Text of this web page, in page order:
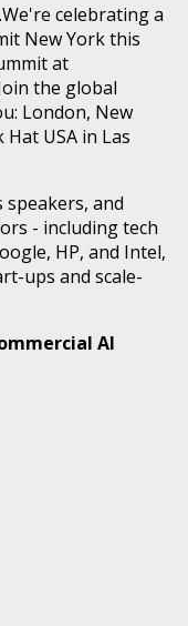
celebrating a
New York this
at
the global
London, New
USA in Las
speakers, and
- including tech
HP, and Intel,
ups and scale-
AI